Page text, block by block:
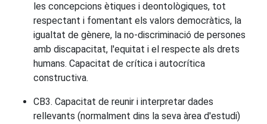
les concepcions ètiques i deontològiques, tot
respectant i fomentant els valors democràtics, la
igualtat de gènere, la no-discriminació de persones
amb discapacitat, l'equitat i el respecte als drets
humans. Capacitat de crítica i autocrítica
constructiva.
CB3. Capacitat de reunir i interpretar dades
rellevants (normalment dins la seva àrea d'estudi)